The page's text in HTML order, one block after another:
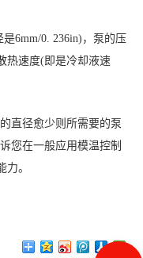
6mm/0. 236in)，泵的压
热速度(即是冷却液速
直径愈少则所需要的泵
您在一般应用模温控制
力。